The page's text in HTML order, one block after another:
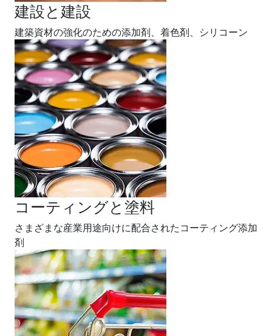
建設と建設
建築資材の強化のための添加剤、着色剤、シリコーン
コーティングと塗料
さまざまな産業用途向けに配合されたコーティング添加
剤